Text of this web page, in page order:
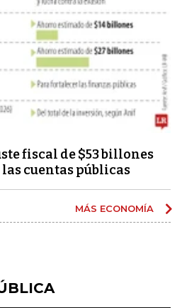
fiscal de $53 billones
cuentas públicas
MÁS ECONOMÍA